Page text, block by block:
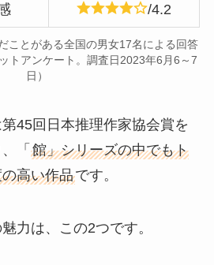
/4.2
ことがある全国の男女17名による回答
トアンケート。調査日2023年6月6～7
日）
第45回日本推理作家協会賞を
「 館」シリーズの中でもト
高い作品です。
力は、この2つです。